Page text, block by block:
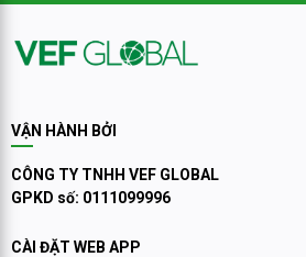
VẬN HÀNH BỞI
CÔNG TY TNHH VEF GLOBAL
GPKD số: 0111099996
CÀI ĐẶT WEB APP